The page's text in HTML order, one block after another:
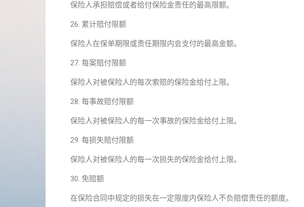
保险人承担赔偿或者给付保险金责任的最高限额。
26. 累计赔付限额
保险人在保单期限或责任期限内会支付的最高金额。
27. 每案赔付限额
保险人对被保险人的每次索赔的保险金给付上限。
28. 每事故赔付限额
保险人对被保险人的每一次事故的保险金给付上限。
29. 每损失赔付限额
保险人对被保险人的每一次损失的保险金给付上限。
30. 免赔额
在保险合同中规定的损失在一定限度内保险人不负赔偿责任的额度。